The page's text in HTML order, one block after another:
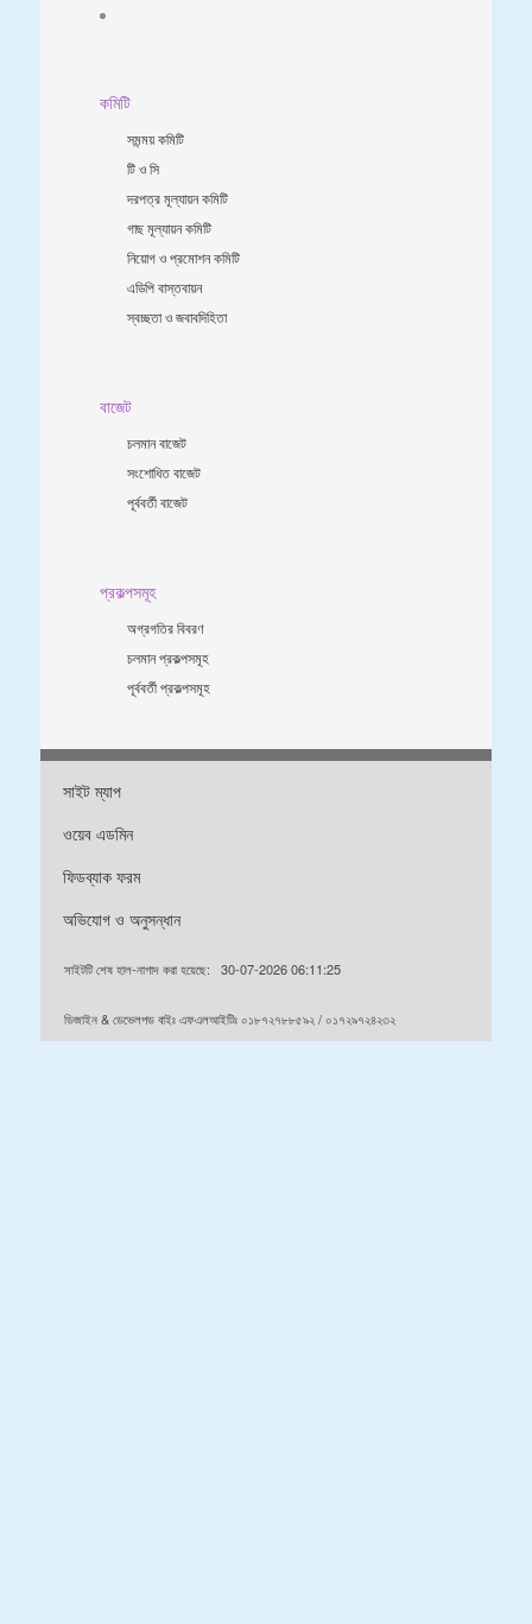
কমিটি
সমন্ময় কমিটি
টি ও সি
দরপত্র মূল্যায়ন কমিটি
গাছ মূল্যায়ন কমিটি
নিয়োগ ও প্রমোশন কমিটি
এডিপি বাস্তবায়ন
স্বচ্ছতা ও জবাবদিহিতা
বাজেট
চলমান বাজেট
সংশোধিত বাজেট
পূর্ববর্তী বাজেট
প্রকল্পসমূহ
অগ্রগতির বিবরণ
চলমান প্রকল্পসমূহ
পূর্ববর্তী প্রকল্পসমূহ
সাইট ম্যাপ
ওয়েব এডমিন
ফিডব্যাক ফরম
অভিযোগ ও অনুসন্ধান
সাইটটি শেষ হাল-নাগাদ করা হয়েছে: 30-07-2026 06:11:25
ডিজাইন & ডেভেলপড বাইঃ এফএলআইটিঃ ০১৮৭২৭৮৮৫৯২ / ০১৭২৯৭২৪২৩২